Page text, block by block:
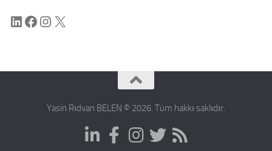
LinkedIn
Facebook
Instagram
X
Yasin Rıdvan BELEN © 2026. Tüm hakkı saklıdır.